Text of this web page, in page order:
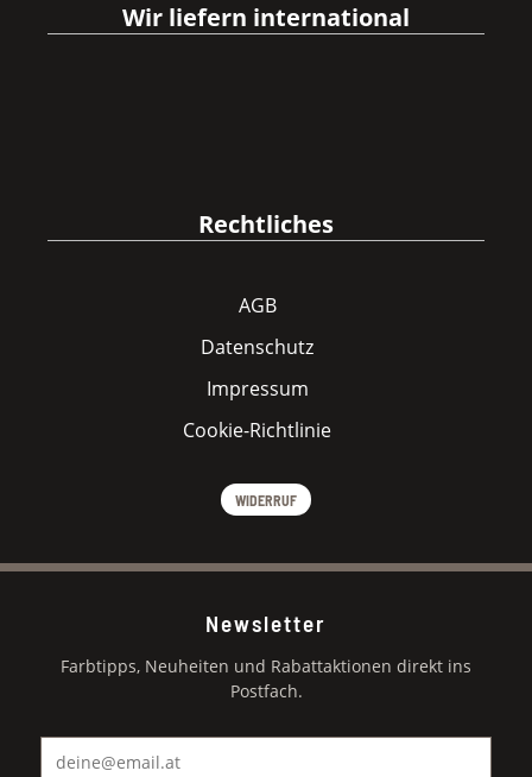
Wir liefern international
Rechtliches
AGB
Datenschutz
Impressum
Cookie-Richtlinie
WIDERRUF
Newsletter
Farbtipps, Neuheiten und Rabattaktionen direkt ins
Postfach.